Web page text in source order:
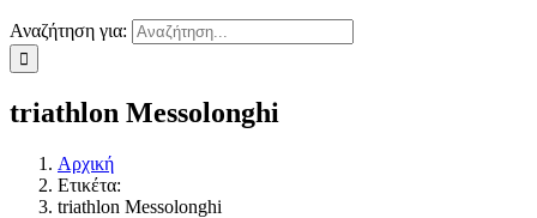
Αναζήτηση για:
triathlon Messolonghi
Αρχική
Ετικέτα:
triathlon Messolonghi